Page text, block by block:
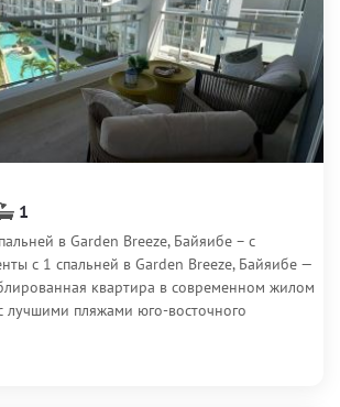
1
в Garden Breeze, Байяибе – с
с 1 спальней в Garden Breeze, Байяибе —
квартира в современном жилом
лучшими пляжами юго-восточного